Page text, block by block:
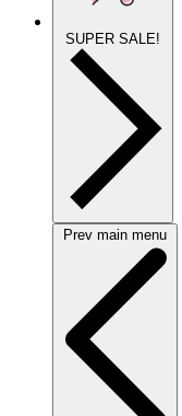
SUPER SALE!
Prev main menu